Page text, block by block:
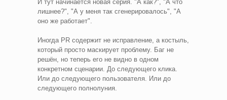
И тут начинается новая серия. "А как?", "А что
лишнее?", "А у меня так сгенерировалось", "А
оно же работает".
Иногда PR содержит не исправление, а костыль,
который просто маскирует проблему. Баг не
решён, но теперь его не видно в одном
конкретном сценарии. До следующего клика.
Или до следующего пользователя. Или до
следующего полнолуния.